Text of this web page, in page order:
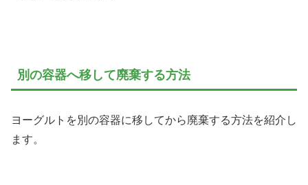
別の容器へ移して廃棄する方法
ヨーグルトを別の容器に移してから廃棄する方法を紹介し
ます。